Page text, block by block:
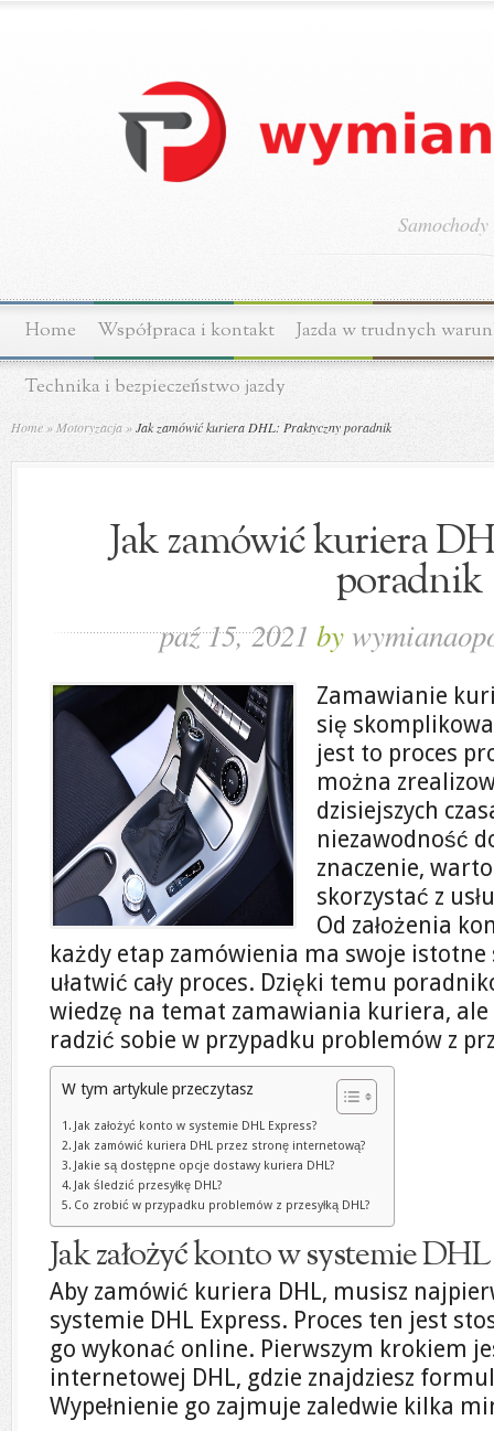
Home Współpraca i kontakt Jazda w trudnych
Technika i bezpieczeństwo jazdy
Home » Motoryzacja »Jak zamówić kuriera DHL: Praktyczny poradnik
Jak zamówić kuriera
poradnik
paź 15, 2021 by
Zamawianie
się
jest to proces
można
dzisiejszych
niezawodność
znaczenie,
skorzystać z
Od założenia
każdy etap zamówienia ma swoje istotne
ułatwić cały proces. Dzięki temu
wiedzę na temat zamawiania kuriera, ale
radzić sobie w przypadku problemów z
W tym artykule przeczytasz
Jak założyć konto w systemie DHL Express?
Jak zamówić kuriera DHL przez stronę internetową?
Jakie są dostępne opcje dostawy kuriera DHL?
Jak śledzić przesyłkę DHL?
Co zrobić w przypadku problemów z przesyłką DHL?
Jak założyć konto w systemie
Aby zamówić kuriera DHL, musisz
systemie DHL Express. Proces ten jest
go wykonać online. Pierwszym krokiem
internetowej DHL, gdzie znajdziesz
Wypełnienie go zajmuje zaledwie kilka